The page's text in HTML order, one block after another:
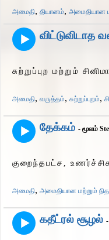
அமைதி, தியானம், அமைதியான
விட்டுவிடாத
சுற்றுப்புற மற்றும்
அமைதி, வருத்தம், சுற்றுப்புறம்,
தேக்கம் - மூலம்
குறைந்தபட்ச,
அமைதி, அமைதியான மற்றும்
கதீட்ரல் சூழல்